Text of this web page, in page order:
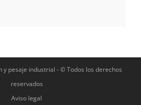
y pesaje industrial - © Todos los derechos
reservados
Aviso legal